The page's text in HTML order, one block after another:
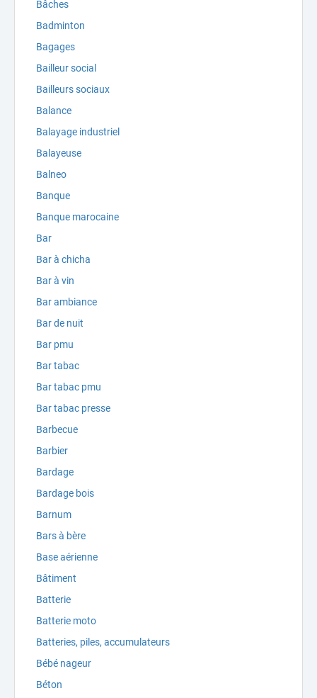
Bâches
Badminton
Bagages
Bailleur social
Bailleurs sociaux
Balance
Balayage industriel
Balayeuse
Balneo
Banque
Banque marocaine
Bar
Bar à chicha
Bar à vin
Bar ambiance
Bar de nuit
Bar pmu
Bar tabac
Bar tabac pmu
Bar tabac presse
Barbecue
Barbier
Bardage
Bardage bois
Barnum
Bars à bère
Base aérienne
Bâtiment
Batterie
Batterie moto
Batteries, piles, accumulateurs
Bébé nageur
Béton